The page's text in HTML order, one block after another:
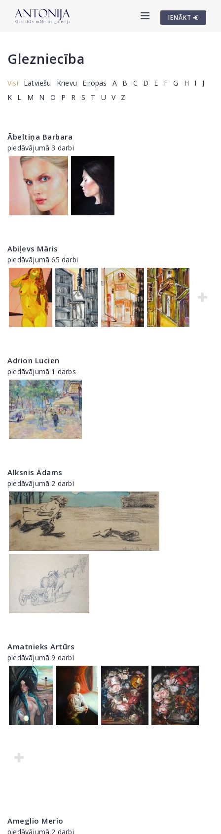
IENĀKT
Glezniecība
Visi Latviešu Krievu Eiropas A B C D E F G H I
J
K
L M N O P R S T U V Z
Ābeltiņa Barbara
piedāvājumā 3 darbi
Abiļevs Māris
piedāvājumā 65 darbi
Adrion Lucien
piedāvājumā 1 darbs
Alksnis Ādams
piedāvājumā 2 darbi
Amatnieks Artūrs
piedāvājumā 9 darbi
Ameglio Merio
piedāvājumā 2 darbi